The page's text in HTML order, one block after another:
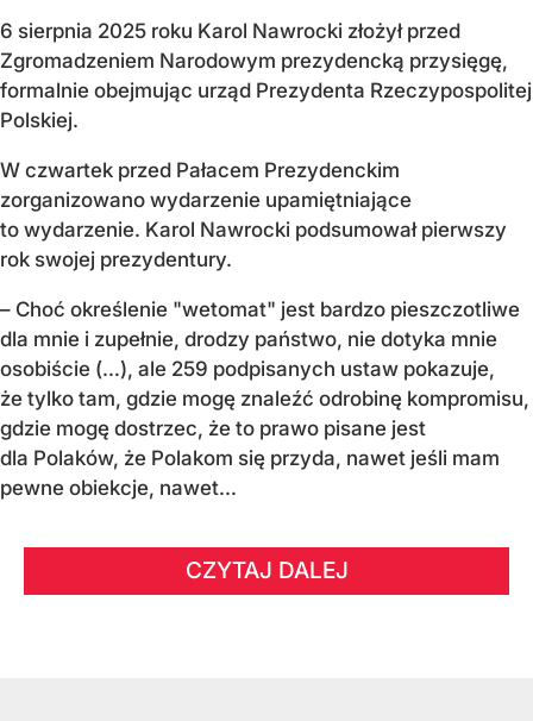
6 sierpnia 2025 roku Karol Nawrocki złożył przed
Zgromadzeniem Narodowym prezydencką przysięgę,
formalnie obejmując urząd Prezydenta Rzeczypospolitej
Polskiej.
W czwartek przed Pałacem Prezydenckim
zorganizowano wydarzenie upamiętniające
to wydarzenie. Karol Nawrocki podsumował pierwszy
rok swojej prezydentury.
– Choć określenie "wetomat" jest bardzo pieszczotliwe
dla mnie i zupełnie, drodzy państwo, nie dotyka mnie
osobiście (…), ale 259 podpisanych ustaw pokazuje,
że tylko tam, gdzie mogę znaleźć odrobinę kompromisu,
gdzie mogę dostrzec, że to prawo pisane jest
dla Polaków, że Polakom się przyda, nawet jeśli mam
pewne obiekcje, nawet...
CZYTAJ DALEJ